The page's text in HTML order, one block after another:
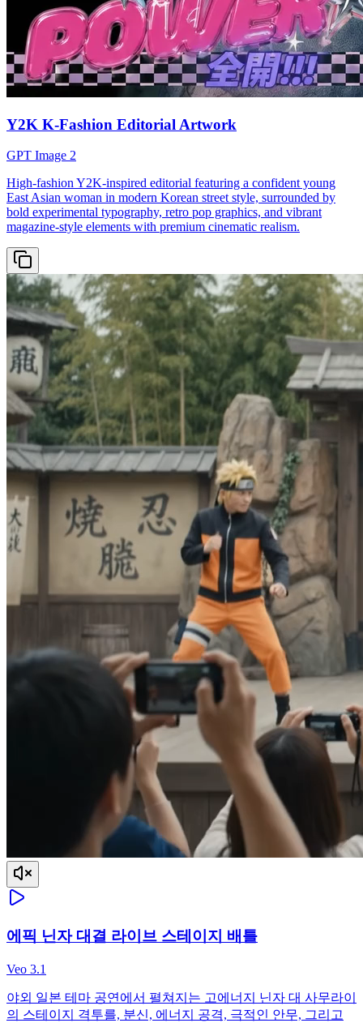
Y2K K-Fashion Editorial Artwork
GPT Image 2
High-fashion Y2K-inspired editorial featuring a confident young
East Asian woman in modern Korean street style, surrounded by
bold experimental typography, retro pop graphics, and vibrant
magazine-style elements with premium cinematic realism.
에픽 닌자 대결 라이브 스테이지 배틀
Veo 3.1
야외 일본 테마 공연에서 펼쳐지는 고에너지 닌자 대 사무라이
의 스테이지 격투를, 분신, 에너지 공격, 극적인 안무, 그리고